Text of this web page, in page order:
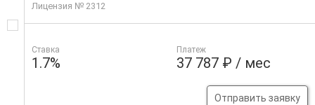
Лицензия № 2312
Ставка
1.7%
Платеж
37 787 ₽ / мес
Отправить заявку